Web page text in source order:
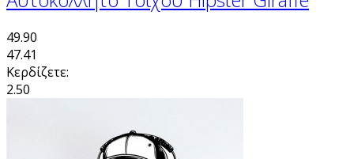
49.90
47.41
Κερδίζετε:
2.50